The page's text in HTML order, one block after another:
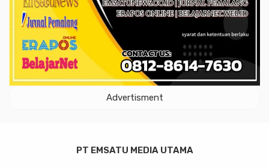
Advertisment
PT EMSATU MEDIA UTAMA